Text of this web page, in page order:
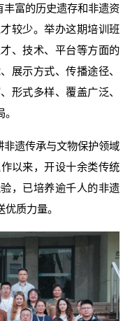
富的历史遗存和非遗资
较少。举办这期培训班
、技术、平台等方面的
展示方式、传播途径、
形式多样、覆盖广泛、
遗传承与文物保护领域
以来，开设十余类传统
，已培养逾千人的非遗
质力量。